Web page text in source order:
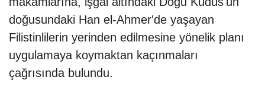
doğusundaki Han el-Ahmer'de yaşayan
Filistinlilerin yerinden edilmesine yönelik planı
uygulamaya koymaktan kaçınmaları
çağrısında bulundu.